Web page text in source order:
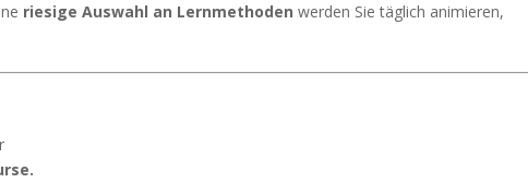
riesige Auswahl an Lernmethoden werden Sie täglich animieren,